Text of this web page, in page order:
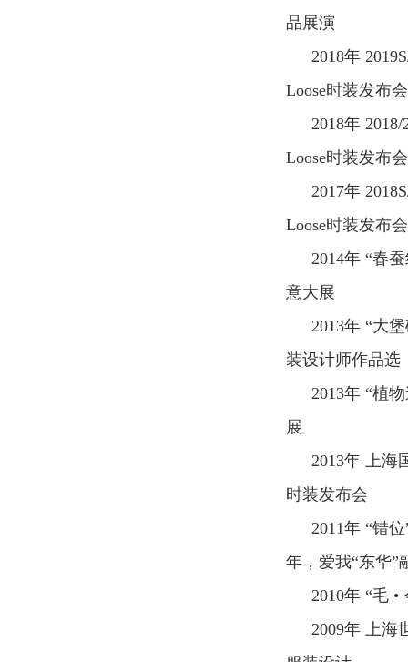
品展演
2018年
Loose时装发布会
2018年
Loose时装发布会
2017年
Loose时装发布会
2014年 “春
意大展
2013年 “大
装设计师作品选
2013年 “植
展
2013年 上海
时装发布会
2011年 “错
年，爱我“东华”
2010年 “毛 •
2009年 上海